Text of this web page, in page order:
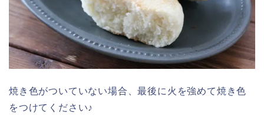
焼き色がついていない場合、最後に火を強めて焼き色
をつけてください♪